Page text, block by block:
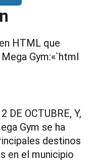
HTML que
Gym:«`html
DE OCTUBRE, Y,
Gym se ha
destinos
en el municipio